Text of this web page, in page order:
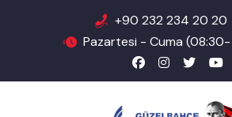
+90 232 234 20 20
Pazartesi - Cuma (08:30-